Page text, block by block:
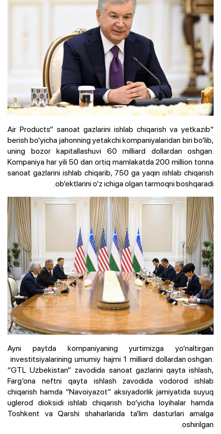
“Air Products” sanoat gazlarini ishlab chiqarish va yetkazib
berish bo‘yicha jahonning yetakchi kompaniyalaridan biri bo‘lib,
uning bozor kapitallashuvi 60 milliard dollardan oshgan.
Kompaniya har yili 50 dan ortiq mamlakatda 200 million tonna
sanoat gazlarini ishlab chiqarib, 750 ga yaqin ishlab chiqarish
ob’ektlarini o‘z ichiga olgan tarmoqni boshqaradi.
Ayni paytda kompaniyaning yurtimizga yo‘naltirgan
investitsiyalarining umumiy hajmi 1 milliard dollardan oshgan.
“GTL Uzbekistan” zavodida sanoat gazlarini qayta ishlash,
Farg‘ona neftni qayta ishlash zavodida vodorod ishlab
chiqarish hamda “Navoiyazot” aksiyadorlik jamiyatida suyuq
uglerod dioksidi ishlab chiqarish bo‘yicha loyihalar hamda
Toshkent va Qarshi shaharlarida ta’lim dasturlari amalga
oshirilgan.